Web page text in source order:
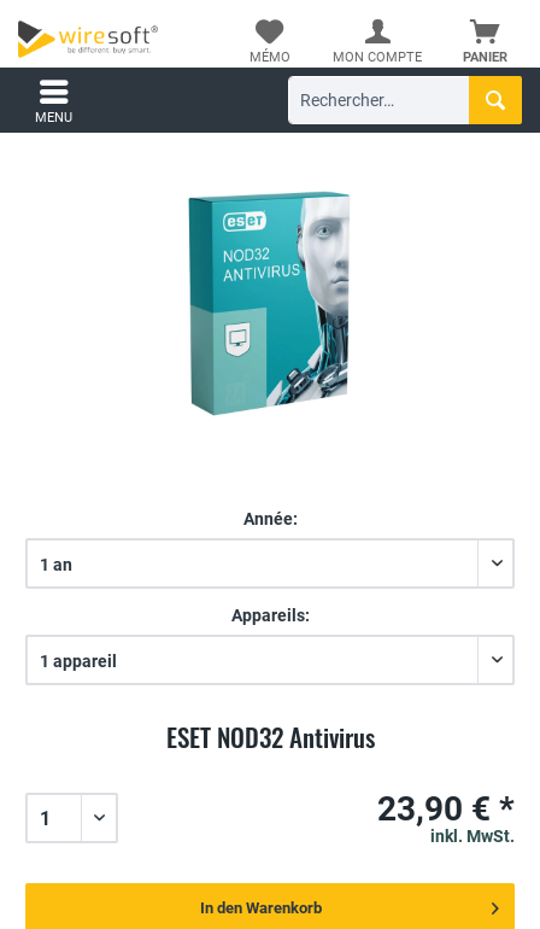
PANIER
MÉMO MON COMPTE
MENU
ESET NOD32 Antivirus
Année:
Appareils:
23,90 € *
inkl. MwSt.
In den Warenkorb